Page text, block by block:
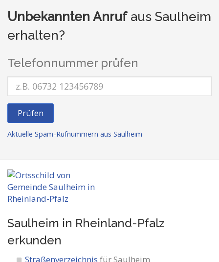
Unbekannten Anrufaus Saulheim
erhalten?
Telefonnummer prüfen
Prüfen
Aktuelle Spam-Rufnummern aus Saulheim
Saulheim in Rheinland-Pfalz
erkunden
Straßenverzeichnis für Saulheim